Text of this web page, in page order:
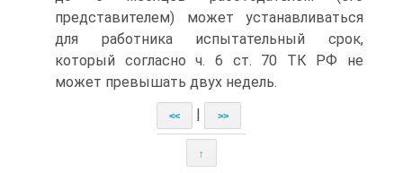
представителем) может устанавливаться
для работника испытательный срок,
который согласно ч. 6 ст. 70 ТК РФ не
может превышать двух недель.
<< >>
↑